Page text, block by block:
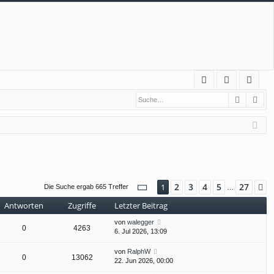
Q
m
el
eg
ist
rie
Suche
Die Suche ergab 665 Treffer Seite 1von 27
1 2 3 4 5 … 27
Antworten Zugriffe Letzter Beitrag
0 4263
von walegger
6. Jul 2026, 13:09
0 13062
von RalphW
22. Jun 2026, 00:00